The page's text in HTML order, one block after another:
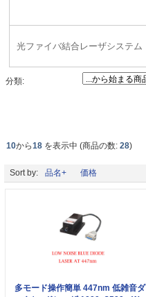
光ファイバ結合レーザシステム
分類:
10から18 を表示中 (商品の数: 28)
Sort by: 品名+ 価格
多モード操作簡単 447nm 低雑音ダ